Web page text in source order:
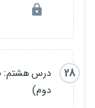
28
درس هشتم:
دوم)